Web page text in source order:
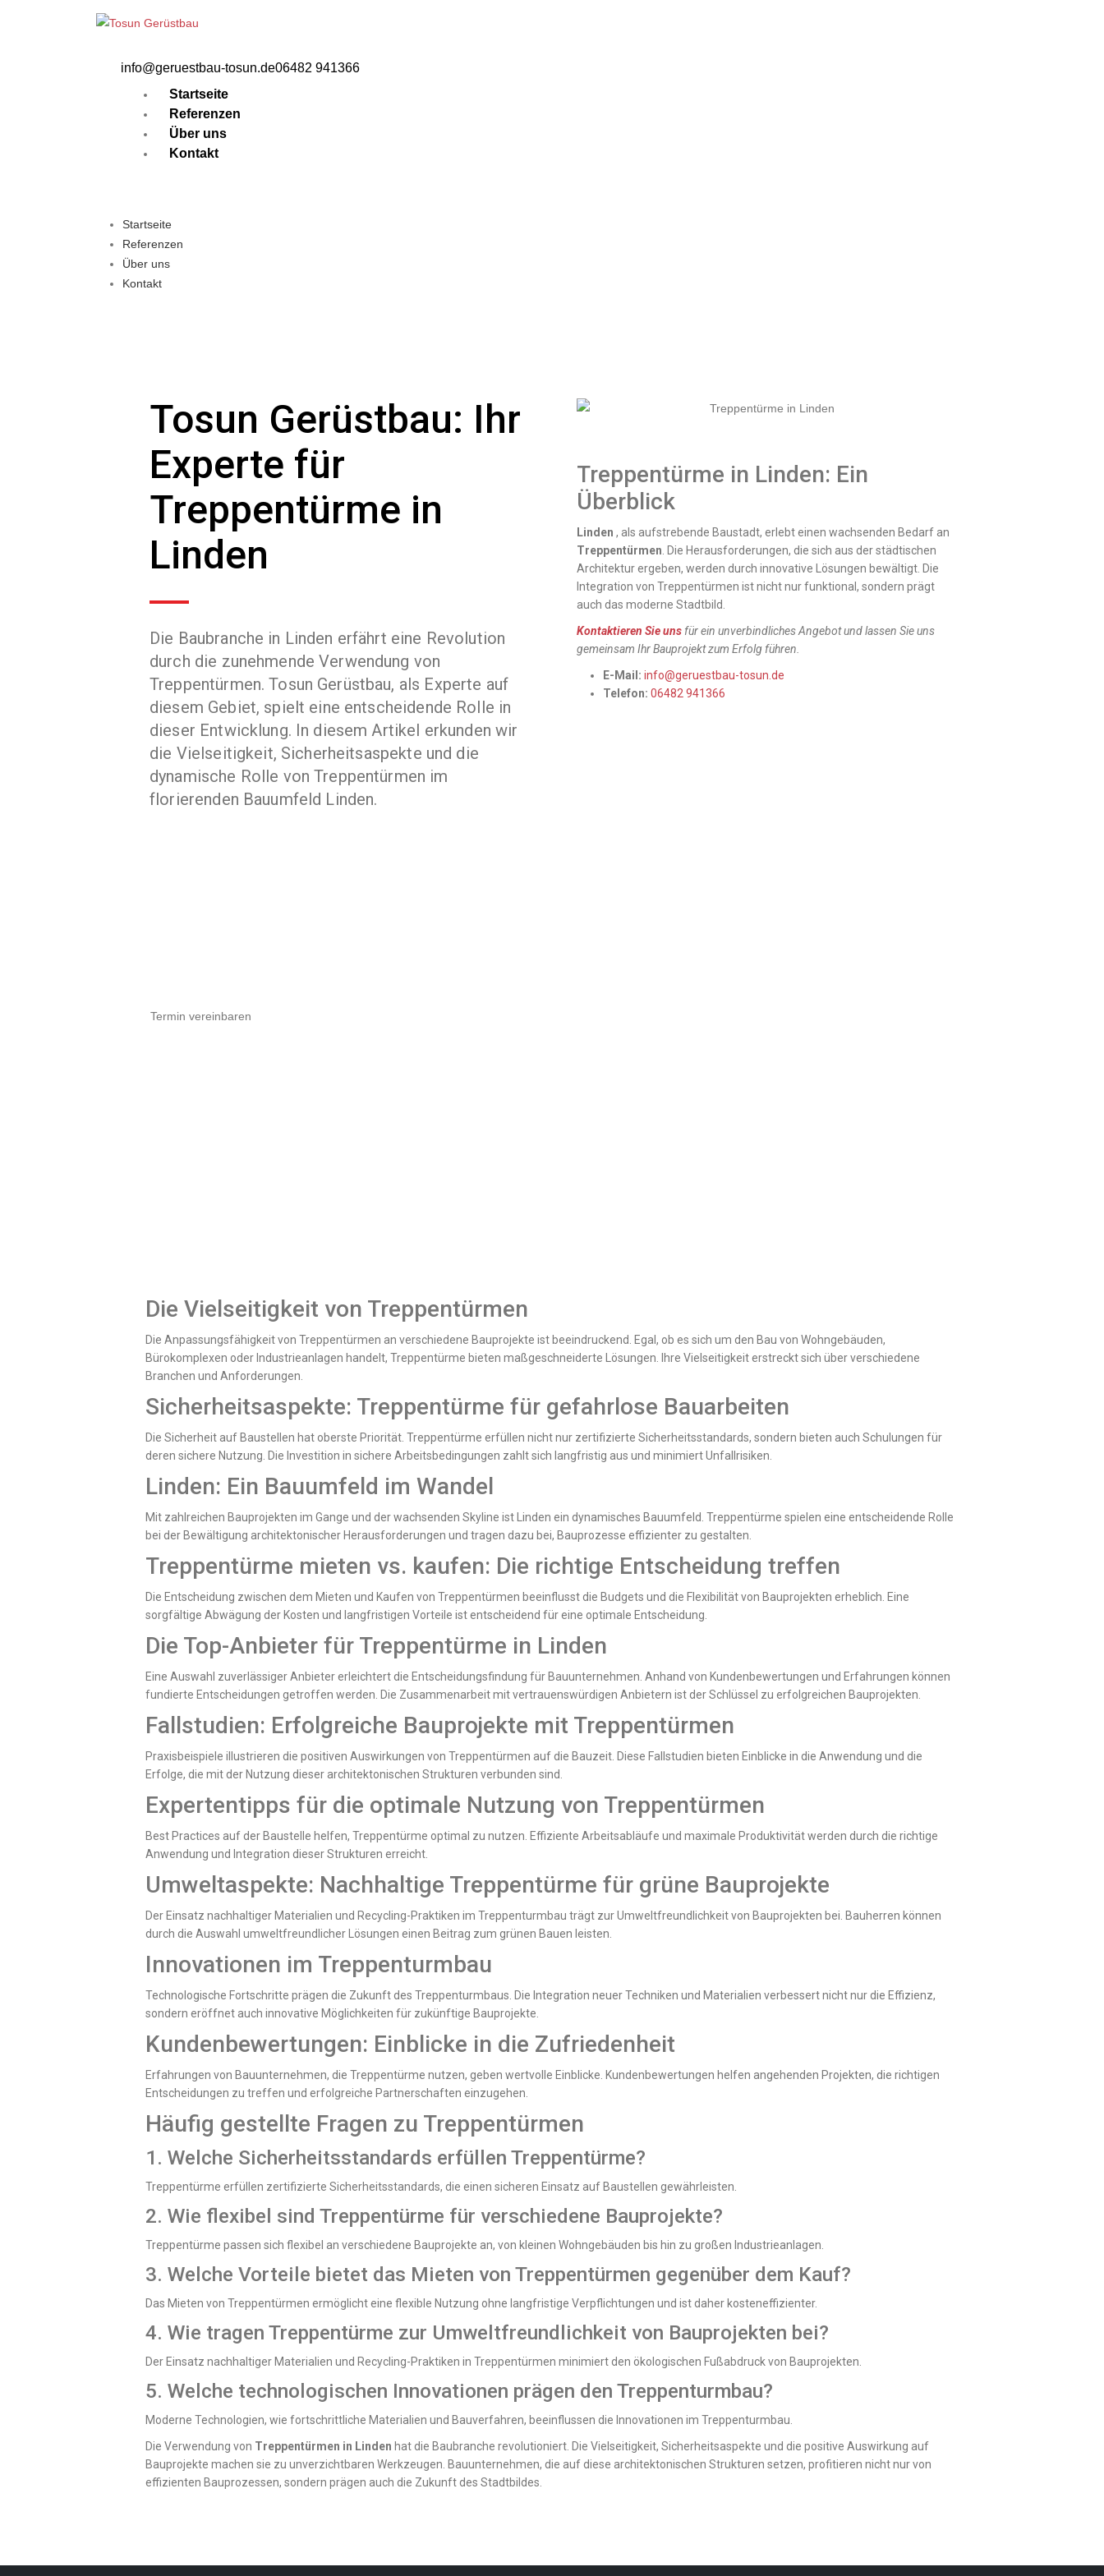
info@geruestbau-tosun.de06482 941366
Startseite
Referenzen
Über uns
Kontakt
Startseite
Referenzen
Über uns
Kontakt
Tosun Gerüstbau: Ihr
Experte für
Treppentürme in
Linden
Die Baubranche in Linden erfährt eine Revolution
durch die zunehmende Verwendung von
Treppentürmen. Tosun Gerüstbau, als Experte auf
diesem Gebiet, spielt eine entscheidende Rolle in
dieser Entwicklung. In diesem Artikel erkunden wir
die Vielseitigkeit, Sicherheitsaspekte und die
dynamische Rolle von Treppentürmen im
florierenden Bauumfeld Linden.
Termin vereinbaren
Treppentürme in Linden: Ein
Überblick
Linden , als aufstrebende Baustadt, erlebt einen wachsenden Bedarf an
Treppentürmen . Die Herausforderungen, die sich aus der städtischen
Architektur ergeben, werden durch innovative Lösungen bewältigt. Die
Integration von Treppentürmen ist nicht nur funktional, sondern prägt
auch das moderne Stadtbild.
Kontaktieren Sie uns für ein unverbindliches Angebot und lassen Sie uns
gemeinsam Ihr Bauprojekt zum Erfolg führen.
E-Mail: info@geruestbau-tosun.de
Telefon: 06482 941366
Die Vielseitigkeit von Treppentürmen
Die Anpassungsfähigkeit von Treppentürmen an verschiedene Bauprojekte ist beeindruckend. Egal, ob es sich um den Bau von Wohngebäuden,
Bürokomplexen oder Industrieanlagen handelt, Treppentürme bieten maßgeschneiderte Lösungen. Ihre Vielseitigkeit erstreckt sich über verschiedene
Branchen und Anforderungen.
Sicherheitsaspekte: Treppentürme für gefahrlose Bauarbeiten
Die Sicherheit auf Baustellen hat oberste Priorität. Treppentürme erfüllen nicht nur zertifizierte Sicherheitsstandards, sondern bieten auch Schulungen für
deren sichere Nutzung. Die Investition in sichere Arbeitsbedingungen zahlt sich langfristig aus und minimiert Unfallrisiken.
Linden: Ein Bauumfeld im Wandel
Mit zahlreichen Bauprojekten im Gange und der wachsenden Skyline ist Linden ein dynamisches Bauumfeld. Treppentürme spielen eine entscheidende Rolle
bei der Bewältigung architektonischer Herausforderungen und tragen dazu bei, Bauprozesse effizienter zu gestalten.
Treppentürme mieten vs. kaufen: Die richtige Entscheidung treffen
Die Entscheidung zwischen dem Mieten und Kaufen von Treppentürmen beeinflusst die Budgets und die Flexibilität von Bauprojekten erheblich. Eine
sorgfältige Abwägung der Kosten und langfristigen Vorteile ist entscheidend für eine optimale Entscheidung.
Die Top-Anbieter für Treppentürme in Linden
Eine Auswahl zuverlässiger Anbieter erleichtert die Entscheidungsfindung für Bauunternehmen. Anhand von Kundenbewertungen und Erfahrungen können
fundierte Entscheidungen getroffen werden. Die Zusammenarbeit mit vertrauenswürdigen Anbietern ist der Schlüssel zu erfolgreichen Bauprojekten.
Fallstudien: Erfolgreiche Bauprojekte mit Treppentürmen
Praxisbeispiele illustrieren die positiven Auswirkungen von Treppentürmen auf die Bauzeit. Diese Fallstudien bieten Einblicke in die Anwendung und die
Erfolge, die mit der Nutzung dieser architektonischen Strukturen verbunden sind.
Expertentipps für die optimale Nutzung von Treppentürmen
Best Practices auf der Baustelle helfen, Treppentürme optimal zu nutzen. Effiziente Arbeitsabläufe und maximale Produktivität werden durch die richtige
Anwendung und Integration dieser Strukturen erreicht.
Umweltaspekte: Nachhaltige Treppentürme für grüne Bauprojekte
Der Einsatz nachhaltiger Materialien und Recycling-Praktiken im Treppenturmbau trägt zur Umweltfreundlichkeit von Bauprojekten bei. Bauherren können
durch die Auswahl umweltfreundlicher Lösungen einen Beitrag zum grünen Bauen leisten.
Innovationen im Treppenturmbau
Technologische Fortschritte prägen die Zukunft des Treppenturmbaus. Die Integration neuer Techniken und Materialien verbessert nicht nur die Effizienz,
sondern eröffnet auch innovative Möglichkeiten für zukünftige Bauprojekte.
Kundenbewertungen: Einblicke in die Zufriedenheit
Erfahrungen von Bauunternehmen, die Treppentürme nutzen, geben wertvolle Einblicke. Kundenbewertungen helfen angehenden Projekten, die richtigen
Entscheidungen zu treffen und erfolgreiche Partnerschaften einzugehen.
Häufig gestellte Fragen zu Treppentürmen
1. Welche Sicherheitsstandards erfüllen Treppentürme?
Treppentürme erfüllen zertifizierte Sicherheitsstandards, die einen sicheren Einsatz auf Baustellen gewährleisten.
2. Wie flexibel sind Treppentürme für verschiedene Bauprojekte?
Treppentürme passen sich flexibel an verschiedene Bauprojekte an, von kleinen Wohngebäuden bis hin zu großen Industrieanlagen.
3. Welche Vorteile bietet das Mieten von Treppentürmen gegenüber dem Kauf?
Das Mieten von Treppentürmen ermöglicht eine flexible Nutzung ohne langfristige Verpflichtungen und ist daher kosteneffizienter.
4. Wie tragen Treppentürme zur Umweltfreundlichkeit von Bauprojekten bei?
Der Einsatz nachhaltiger Materialien und Recycling-Praktiken in Treppentürmen minimiert den ökologischen Fußabdruck von Bauprojekten.
5. Welche technologischen Innovationen prägen den Treppenturmbau?
Moderne Technologien, wie fortschrittliche Materialien und Bauverfahren, beeinflussen die Innovationen im Treppenturmbau.
Die Verwendung von Treppentürmen in Linden hat die Baubranche revolutioniert. Die Vielseitigkeit, Sicherheitsaspekte und die positive Auswirkung auf
Bauprojekte machen sie zu unverzichtbaren Werkzeugen. Bauunternehmen, die auf diese architektonischen Strukturen setzen, profitieren nicht nur von
effizienten Bauprozessen, sondern prägen auch die Zukunft des Stadtbildes.